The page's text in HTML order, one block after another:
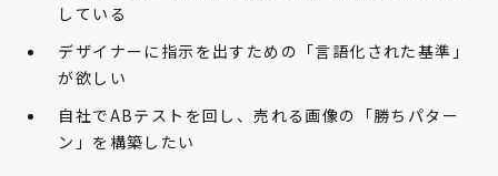
している
デザイナーに指示を出すための「言語化された基準」
が欲しい
自社でABテストを回し、売れる画像の「勝ちパター
ン」を構築したい